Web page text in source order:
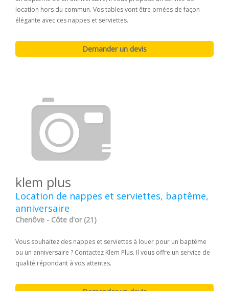
location hors du commun. Vos tables vont être ornées de façon
élégante avec ces nappes et serviettes.
klem plus
Location de nappes et serviettes, baptême,
anniversaire
Chenôve - Côte d'or (21)
Vous souhaitez des nappes et serviettes à louer pour un baptême
ou un anniversaire ? Contactez Klem Plus. Il vous offre un service de
qualité répondant à vos attentes.